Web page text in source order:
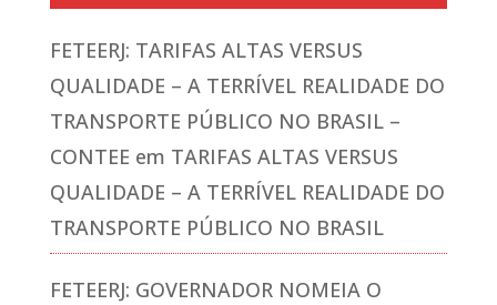
FETEERJ: TARIFAS ALTAS VERSUS
QUALIDADE – A TERRÍVEL REALIDADE DO
TRANSPORTE PÚBLICO NO BRASIL –
CONTEE em TARIFAS ALTAS VERSUS
QUALIDADE – A TERRÍVEL REALIDADE DO
TRANSPORTE PÚBLICO NO BRASIL
FETEERJ: GOVERNADOR NOMEIA O